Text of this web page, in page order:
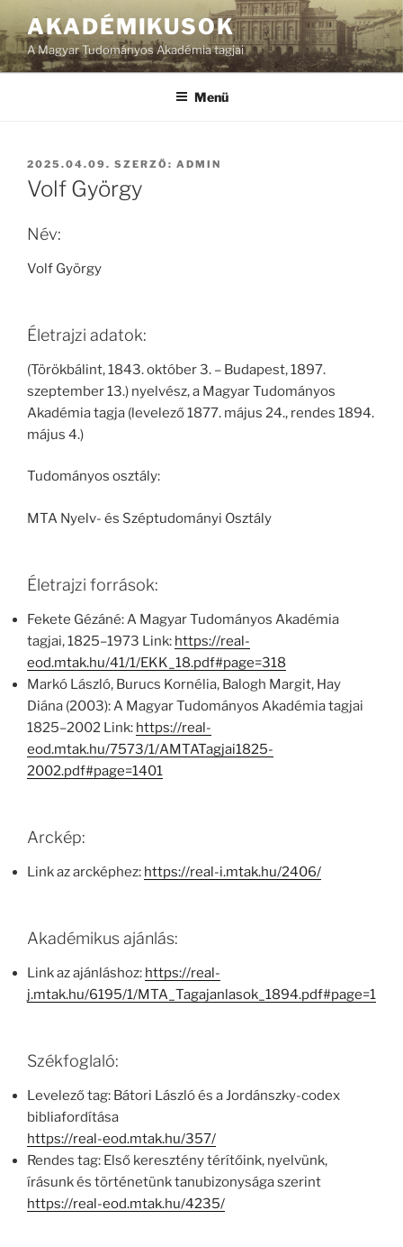
AKADÉMIKUSOK
A Magyar Tudományos Akadémia tagjai
Menü
BEKÜLDVE:
2025.04.09. SZERZŐ: ADMIN
Volf György
Név:
Volf György
Életrajzi adatok:
(Törökbálint, 1843. október 3. – Budapest, 1897.
szeptember 13.) nyelvész, a Magyar Tudományos
Akadémia tagja (levelező 1877. május 24., rendes 1894.
május 4.)
Tudományos osztály:
MTA Nyelv- és Széptudományi Osztály
Életrajzi források:
Fekete Gézáné: A Magyar Tudományos Akadémia
tagjai, 1825–1973 Link: https://real-
eod.mtak.hu/41/1/EKK_18.pdf#page=318
Markó László, Burucs Kornélia, Balogh Margit, Hay
Diána (2003): A Magyar Tudományos Akadémia tagjai
1825–2002 Link: https://real-
eod.mtak.hu/7573/1/AMTATagjai1825-
2002.pdf#page=1401
Arckép:
Link az arcképhez: https://real-i.mtak.hu/2406/
Akadémikus ajánlás:
Link az ajánláshoz: https://real-
j.mtak.hu/6195/1/MTA_Tagajanlasok_1894.pdf#page=1
Székfoglaló:
Levelező tag: Bátori László és a Jordánszky-codex
bibliafordítása
https://real-eod.mtak.hu/357/
Rendes tag: Első keresztény térítőink, nyelvünk,
írásunk és történetünk tanubizonysága szerint
https://real-eod.mtak.hu/4235/